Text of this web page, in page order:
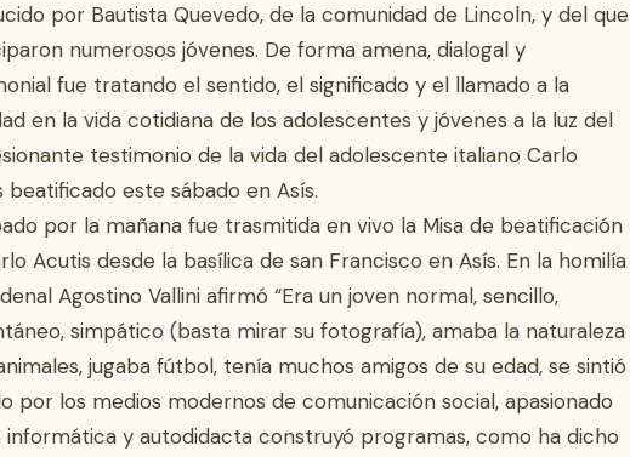
por Bautista Quevedo, de la comunidad de Lincoln, y del que
numerosos jóvenes. De forma amena, dialogal y
fue tratando el sentido, el significado y el llamado a la
en la vida cotidiana de los adolescentes y jóvenes a la luz del
testimonio de la vida del adolescente italiano Carlo
beatificado este sábado en Asís.
por la mañana fue trasmitida en vivo la Misa de beatificación
Acutis desde la basílica de san Francisco en Asís. En la homilía
Agostino Vallini afirmó “Era un joven normal, sencillo,
simpático (basta mirar su fotografía), amaba la naturaleza
jugaba fútbol, tenía muchos amigos de su edad, se sintió
por los medios modernos de comunicación social, apasionado
informática y autodidacta construyó programas, como ha dicho